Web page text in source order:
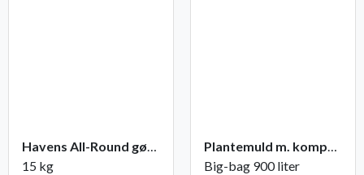
Havens All-Round gødning NPK 12-2-10
15 kg
Plantemuld m. kompost fra Champost
Big-bag 900 liter